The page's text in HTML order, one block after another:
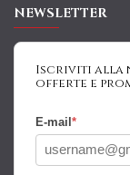
NEWSLETTER
Iscriviti alla
offerte e
E-mail *